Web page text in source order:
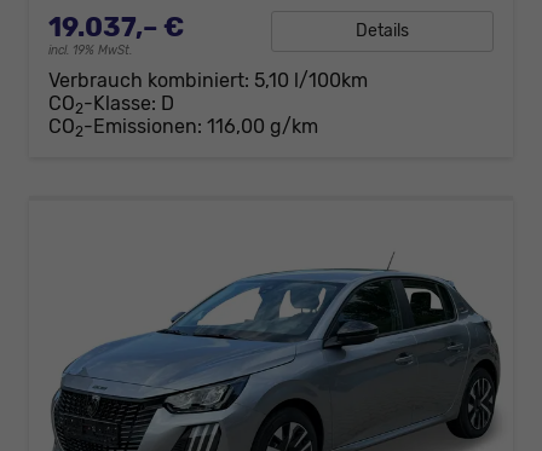
19.037,– €
incl. 19% MwSt.
Details
Verbrauch kombiniert: 5,10 l/100km
CO2-Klasse: D
CO2-Emissionen: 116,00 g/km